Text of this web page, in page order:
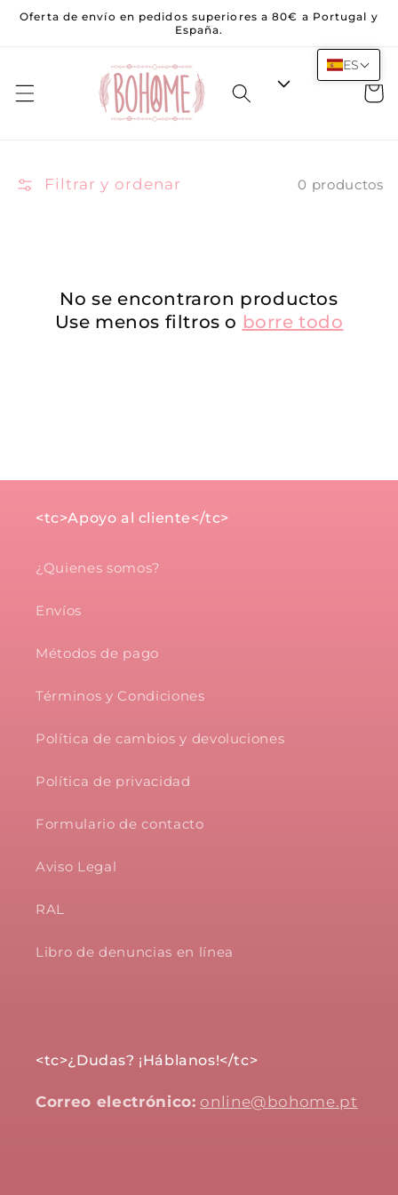
Saltar al
Oferta de envío en pedidos superiores a 80€ a Portugal y
España.
Carrito
Filtrar y ordenar 0 productos
No se encontraron productos
Use menos filtros o borre todo
<tc>Apoyo al cliente</tc>
¿Quienes somos?
Envíos
Métodos de pago
Términos y Condiciones
Política de cambios y devoluciones
Política de privacidad
Formulario de contacto
Aviso Legal
RAL
Libro de denuncias en línea
<tc>¿Dudas? ¡Háblanos!</tc>
Correo electrónico: online@bohome.pt
ES